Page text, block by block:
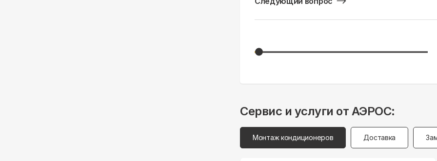
Сервис и услуги от АЭРОС:
Монтаж кондиционеров Доставка